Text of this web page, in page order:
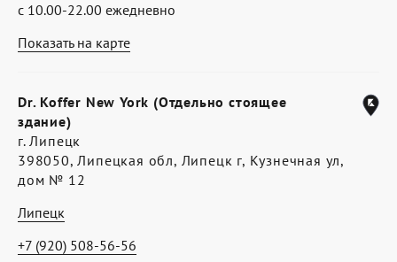
Показать на карте
с 10.00-22.00 ежедневно
Dr. Koffer New York (Отдельно стоящее
здание)
г. Липецк
398050, Липецкая обл, Липецк г, Кузнечная ул,
дом № 12
Липецк
+7 (920) 508-56-56